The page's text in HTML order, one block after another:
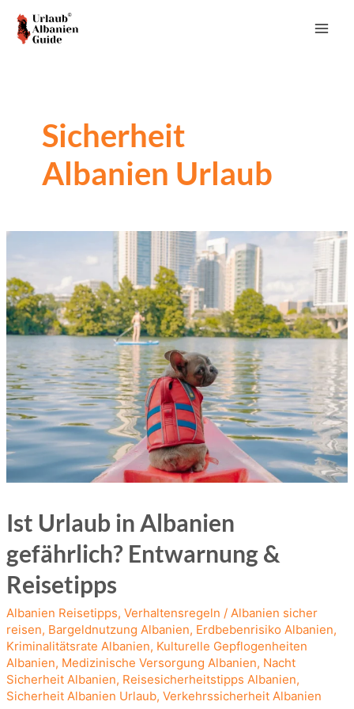
Inhalt
springen
Sicherheit
Albanien Urlaub
Ist Urlaub in Albanien
gefährlich? Entwarnung &
Reisetipps
Albanien Reisetipps,Verhaltensregeln /Albanien sicher
reisen, Bargeldnutzung Albanien, Erdbebenrisiko Albanien,
Kriminalitätsrate Albanien, Kulturelle Gepflogenheiten
Albanien, Medizinische Versorgung Albanien, Nacht
Sicherheit Albanien, Reisesicherheitstipps Albanien,
Sicherheit Albanien Urlaub,Verkehrssicherheit Albanien